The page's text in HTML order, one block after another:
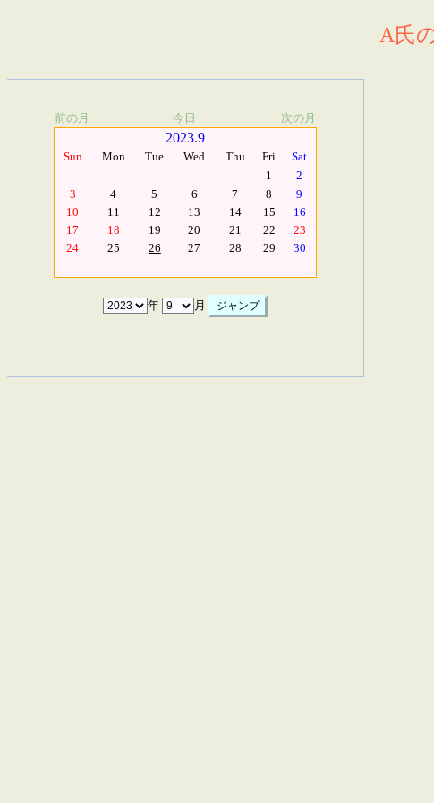
A氏
前の月 今日 次の月
2023.9
Sun Mon Tue Wed Thu Fri
Sat
1
2
3
4 5 6 7 8
9
10
11 12 13 14 15
16
17
18 19 20 21 22
23
24
25 26 27 28 29 30
年 月